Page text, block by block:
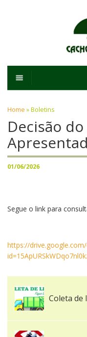
Home »Boletins
Decisão
01/06/2026
Segue o link para
https://
Coleta de